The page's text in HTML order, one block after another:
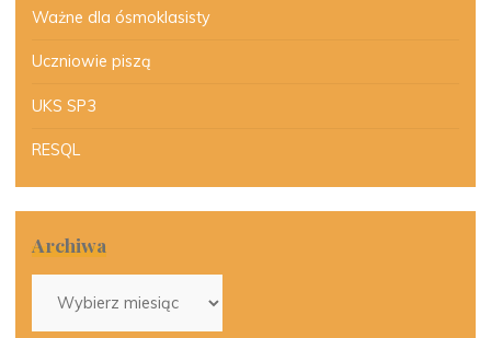
Ważne dla ósmoklasisty
Uczniowie piszą
UKS SP3
RESQL
Archiwa